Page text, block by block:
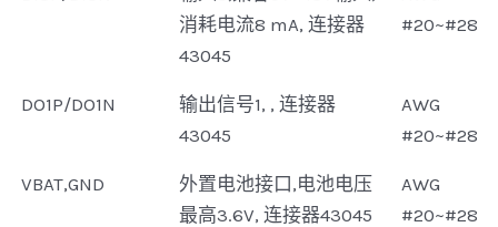
消耗电流8 mA, 连接器
43045
#20~#28
DO1P/DO1N
输出信号1, , 连接器
43045
AWG
#20~#28
VBAT,GND
外置电池接口,电池电压
最高3.6V, 连接器43045
AWG
#20~#28